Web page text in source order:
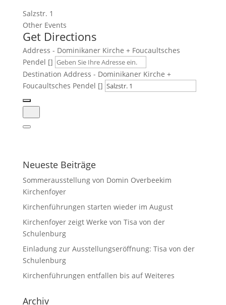
Salzstr. 1
Other Events
Get Directions
Address - Dominikaner Kirche + Foucaultsches
Pendel []
Destination Address - Dominikaner Kirche +
Foucaultsches Pendel []
Neueste Beiträge
Sommerausstellung von Domin Overbeekim
Kirchenfoyer
Kirchenführungen starten wieder im August
Kirchenfoyer zeigt Werke von Tisa von der
Schulenburg
Einladung zur Ausstellungseröffnung: Tisa von der
Schulenburg
Kirchenführungen entfallen bis auf Weiteres
Archiv